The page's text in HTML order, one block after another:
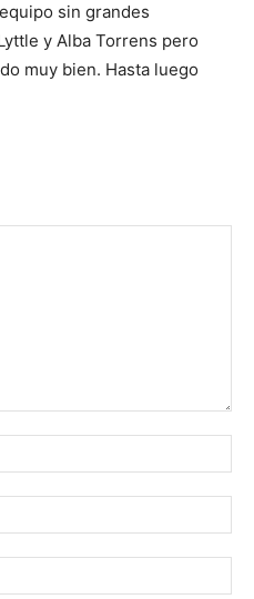
sin grandes
y Alba Torrens pero
muy bien. Hasta luego